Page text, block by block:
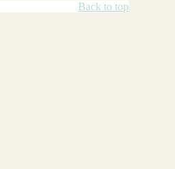
Back to top